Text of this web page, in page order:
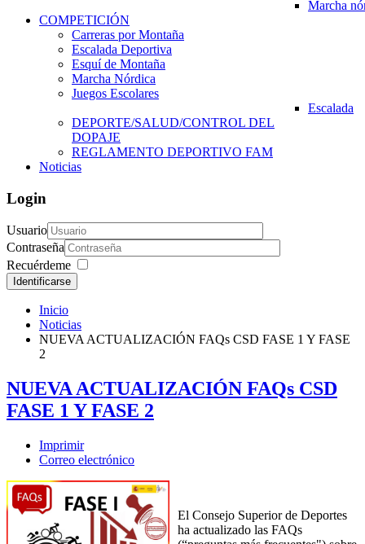
Marcha
COMPETICIÓN
Carreras por Montaña
Escalada Deportiva
Esquí de Montaña
Marcha Nórdica
Juegos Escolares
Escalada
DEPORTE/SALUD/CONTROL DEL
DOPAJE
REGLAMENTO DEPORTIVO FAM
Noticias
Login
Usuario
Contraseña
Recuérdeme
Identificarse
Inicio
Noticias
NUEVA ACTUALIZACIÓN FAQs CSD FASE 1 Y FASE
2
NUEVA ACTUALIZACIÓN FAQs CSD
FASE 1 Y FASE 2
Imprimir
Correo electrónico
El Consejo Superior de Deportes
ha actualizado las FAQs